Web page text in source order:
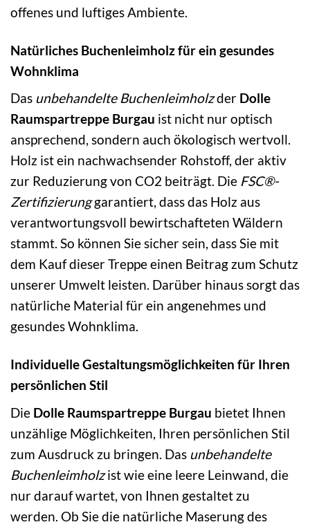
offenes und luftiges Ambiente.
Natürliches Buchenleimholz für ein gesundes
Wohnklima
Das unbehandelte Buchenleimholzder Dolle
Raumspartreppe Burgau ist nicht nur optisch
ansprechend, sondern auch ökologisch wertvoll.
Holz ist ein nachwachsender Rohstoff, der aktiv
zur Reduzierung von CO2 beiträgt. Die FSC®-
Zertifizierunggarantiert, dass das Holz aus
verantwortungsvoll bewirtschafteten Wäldern
stammt. So können Sie sicher sein, dass Sie mit
dem Kauf dieser Treppe einen Beitrag zum Schutz
unserer Umwelt leisten. Darüber hinaus sorgt das
natürliche Material für ein angenehmes und
gesundes Wohnklima.
Individuelle Gestaltungsmöglichkeiten für Ihren
persönlichen Stil
Die Dolle Raumspartreppe Burgau bietet Ihnen
unzählige Möglichkeiten, Ihren persönlichen Stil
zum Ausdruck zu bringen. Das unbehandelte
Buchenleimholzist wie eine leere Leinwand, die
nur darauf wartet, von Ihnen gestaltet zu
werden. Ob Sie die natürliche Maserung des